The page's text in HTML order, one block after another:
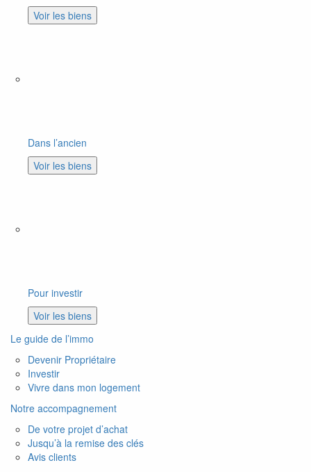
Voir les biens
Dans l’ancien
Voir les biens
Pour investir
Voir les biens
Le guide de l’immo
Devenir Propriétaire
Investir
Vivre dans mon logement
Notre accompagnement
De votre projet d’achat
Jusqu’à la remise des clés
Avis clients